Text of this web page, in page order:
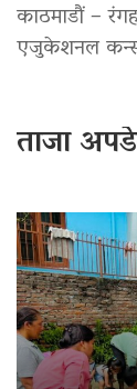
काठमाडौं –
एजुकेशनल
ताजा